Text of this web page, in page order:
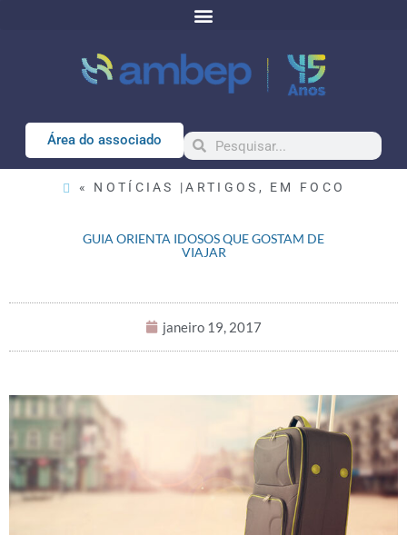
Área do associado
« NOTÍCIAS |ARTIGOS , EM FOCO
GUIA ORIENTA IDOSOS QUE GOSTAM DE
VIAJAR
janeiro 19, 2017